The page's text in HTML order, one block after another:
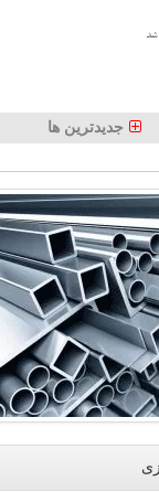
شد
جدیدترین ها